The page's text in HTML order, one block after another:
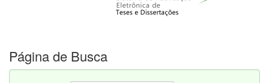
Página de Busca